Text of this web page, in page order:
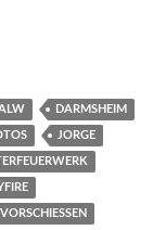
DARMSHEIM
JORGE
VORSCHIESSEN